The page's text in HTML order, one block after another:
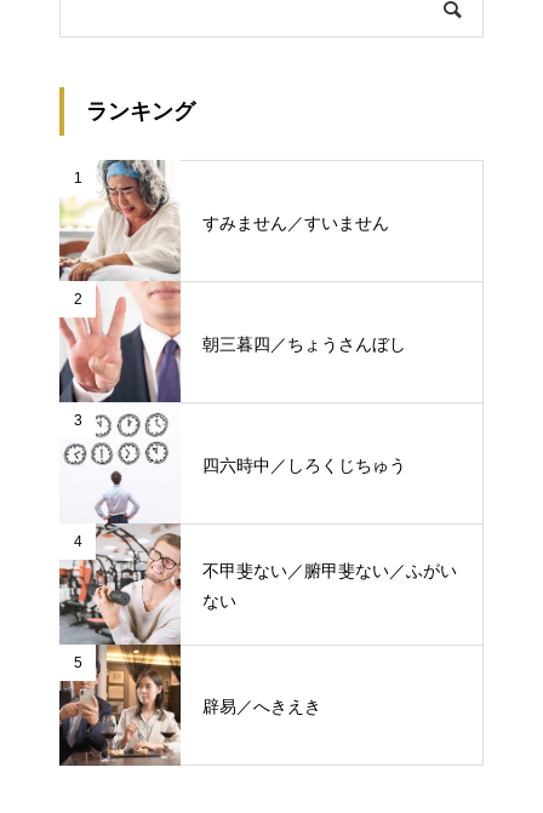
ランキング
1
すみません／すいません
2
朝三暮四／ちょうさんぼし
3
四六時中／しろくじちゅう
4
不甲斐ない／腑甲斐ない／ふがい
ない
5
辟易／へきえき